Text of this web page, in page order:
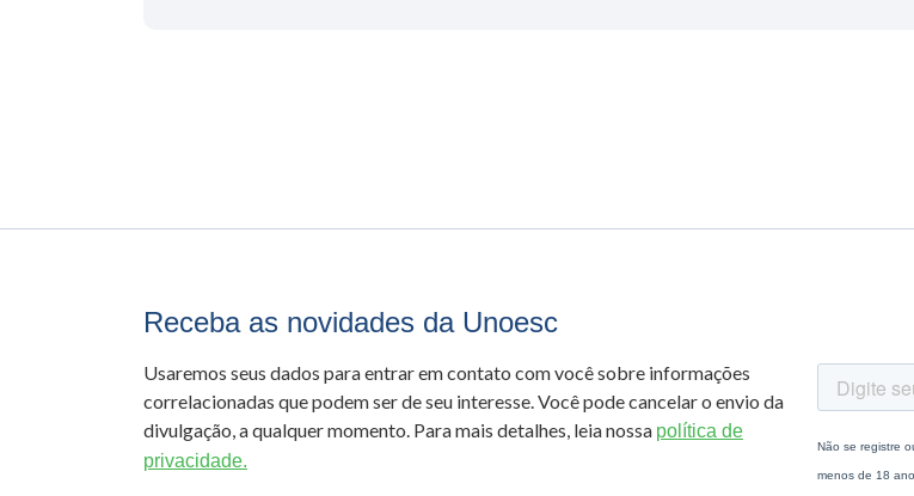
Receba as novidades da Unoesc
Usaremos seus dados para entrar em contato com você sobre informações
correlacionadas que podem ser de seu interesse. Você pode cancelar o envio da
divulgação, a qualquer momento. Para mais detalhes, leia nossa política de
privacidade.